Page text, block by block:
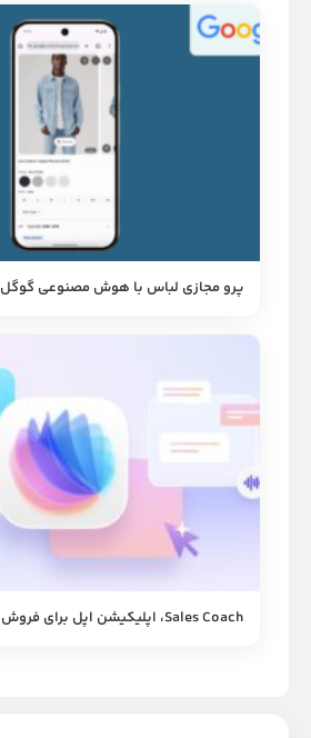
پرو مجازی لباس با هوش مصنوعی گوگل
Sales Coach، اپلیکیشن اپل برای فروش بیشتر